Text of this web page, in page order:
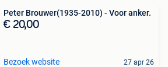
Peter Brouwer(1935-2010) - Voor anker.
€ 20,00
Bezoek website 27 apr 26